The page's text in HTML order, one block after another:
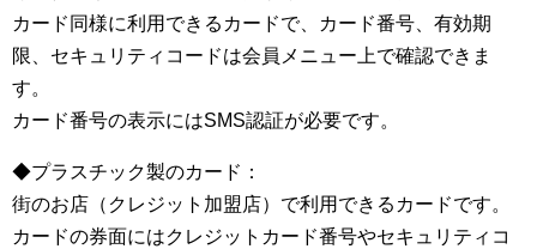
カード同様に利用できるカードで、カード番号、有効期
限、セキュリティコードは会員メニュー上で確認できま
す。
カード番号の表示にはSMS認証が必要です。
◆プラスチック製のカード：
街のお店（クレジット加盟店）で利用できるカードです。
カードの券面にはクレジットカード番号やセキュリティコ